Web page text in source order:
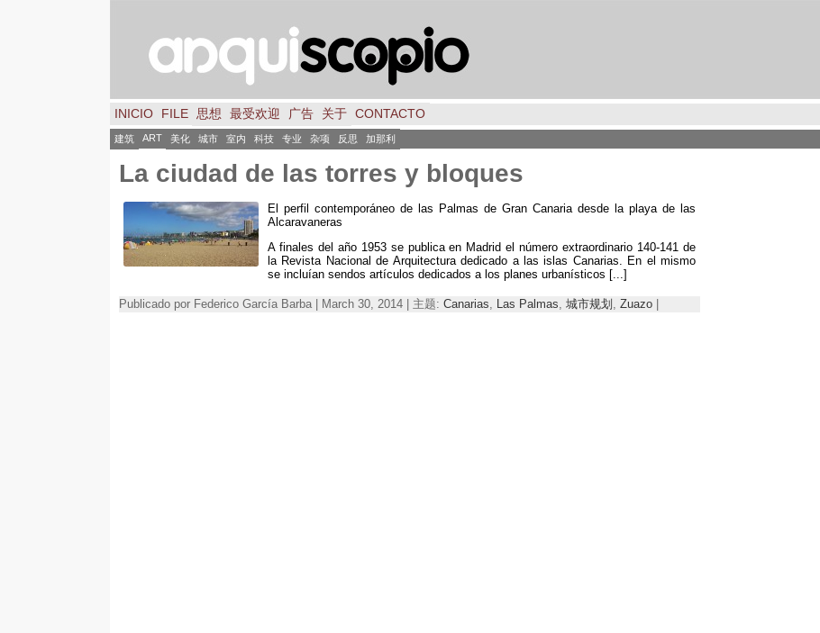
INICIO FILE 思想 最受欢迎 广告 关于 CONTACTO
建筑 ART 美化 城市 室内 科技 专业 杂项 反思 加那利
La ciudad de las torres y bloques
El perfil contemporáneo de las Palmas de Gran Canaria desde la playa de las
Alcaravaneras
A finales del año1953 se publica en Madrid el número extraordinario 140-141de
la Revista Nacional de Arquitectura dedicado a las islas Canarias
En el mismo
se incluían sendos artículos dedicados a los planes urbanísticos [...]
Publicado por Federico García Barba | March 30, 2014 | 主题: Canarias, Las Palmas, 城市规划 , Zuazo